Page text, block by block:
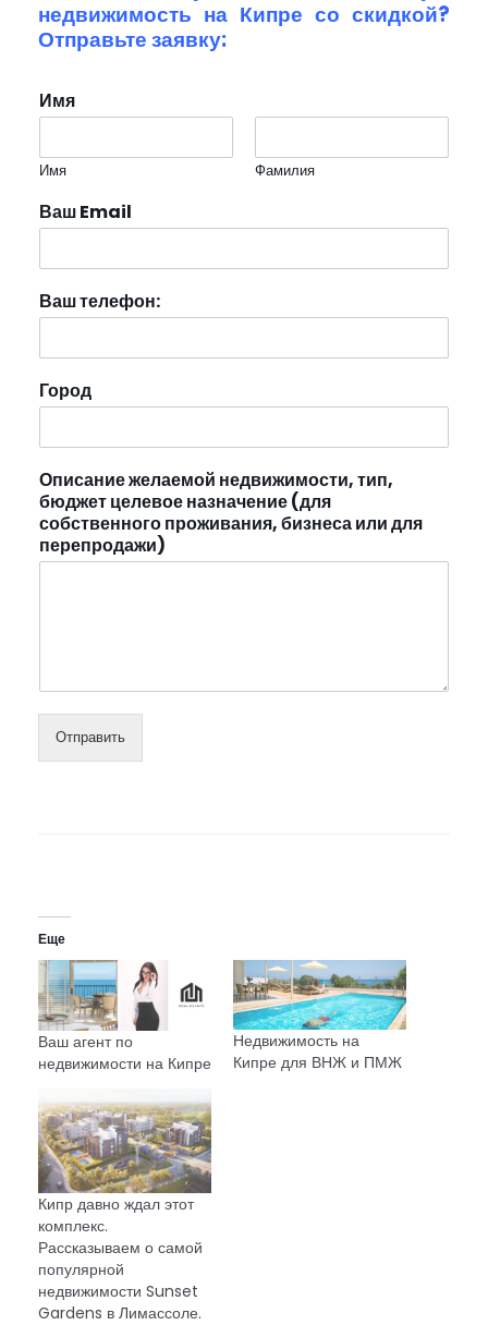
недвижимость на Кипре со скидкой?
Отправьте заявку:
Имя
Имя Фамилия
Ваш Email
Ваш телефон:
Город
Описание желаемой недвижимости, тип,
бюджет целевое назначение (для
собственного проживания, бизнеса или для
перепродажи)
Отправить
Еще
Ваш агент по
недвижимости на Кипре
Недвижимость на
Кипре для ВНЖ и ПМЖ
Кипр давно ждал этот
комплекс.
Рассказываем о самой
популярной
недвижимости Sunset
Gardens в Лимассоле.